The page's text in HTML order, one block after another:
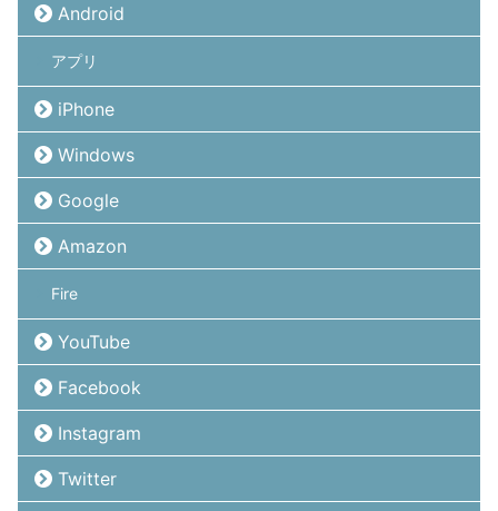
Android
アプリ
iPhone
Windows
Google
Amazon
Fire
YouTube
Facebook
Instagram
Twitter